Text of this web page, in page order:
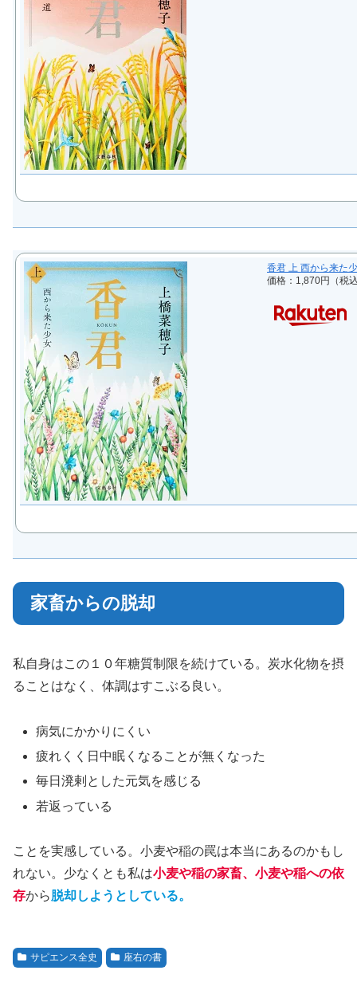
香君 上 西から来た
価格：1,870円（税
家畜からの脱却
私自身はこの１０年糖質制限を続けている。炭水化物を摂
ることはなく、体調はすこぶる良い。
病気にかかりにくい
疲れくく日中眠くなることが無くなった
毎日溌剌とした元気を感じる
若返っている
ことを実感している。小麦や稲の罠は本当にあるのかもし
れない。少なくとも私は小麦や稲の家畜、小麦や稲への依
存から脱却しようとしている。
サピエンス全史 座右の書